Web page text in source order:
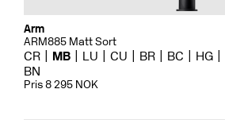
Arm
ARM885 Matt Sort
CR MB LU CU BR BC HG
BN
Pris 8 295 NOK